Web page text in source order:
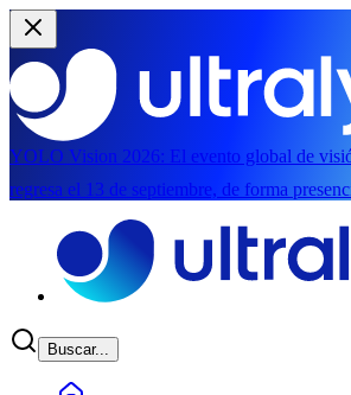
YOLO Vision 2026: El evento global de
regresa el 13 de septiembre, de forma
Buscar...